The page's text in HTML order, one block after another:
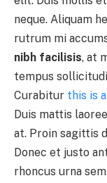
neque. Aliquam
rutrum mi
nibh facilisis, at
tempus
Curabitur this is
Duis mattis
at. Proin sagittis
Donec et justo
rhoncus urna